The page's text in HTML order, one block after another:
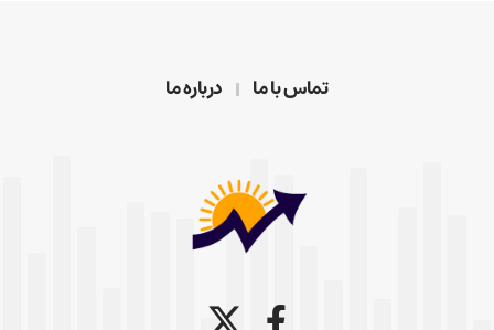
تماس با ما درباره ما